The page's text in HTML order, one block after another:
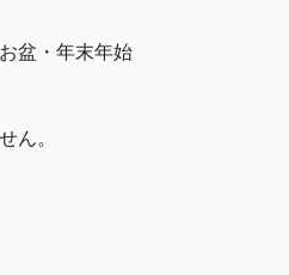
盆・年末年始
ん。